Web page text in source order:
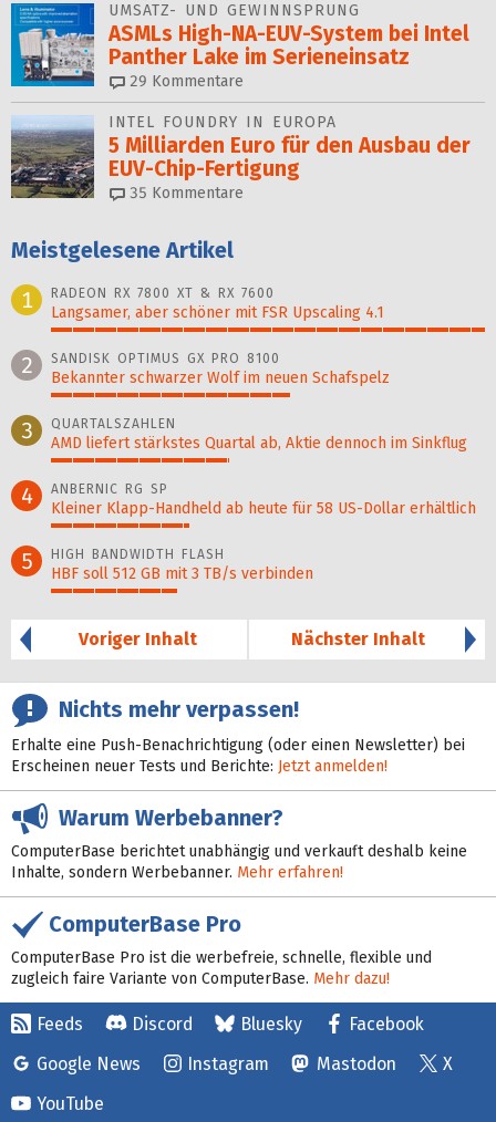
UMSATZ- UND GEWINNSPRUNG
ASMLs High-NA-EUV-System bei Intel
Panther Lake im Serieneinsatz
29 Kommentare
INTEL FOUNDRY IN EUROPA
5 Milliarden Euro für den Aus­bau der
EUV-Chip-Fertigung
35 Kommentare
Meistgelesene Artikel
1
RADEON RX 7800 XT & RX 7600
Langsamer, aber schöner mit FSR Upscaling 4.1
2 SANDISK OPTIMUS GX PRO 8100
Bekannter schwarzer Wolf im neuen Schafspelz
3 QUARTALSZAHLEN
AMD liefert stärkstes Quartal ab, Aktie dennoch im Sinkflug
4 ANBERNIC RG SP
Kleiner Klapp-Hand­held ab heute für 58 US-Dollar er­hält­lich
5 HIGH BANDWIDTH FLASH
HBF soll 512 GB mit 3 TB/s verbinden
Voriger Inhalt
Nächster Inhalt
Nichts mehr verpassen!
Erhalte eine Push-Benachrichtigung (oder einen Newsletter) bei
Erscheinen neuer Tests und Berichte: Jetzt anmelden!
Warum Werbebanner?
ComputerBase berichtet unabhängig und verkauft deshalb keine
Inhalte, sondern Werbebanner. Mehr erfahren!
ComputerBase Pro
ComputerBase Pro ist die werbefreie, schnelle, flexible und
zugleich faire Variante von ComputerBase. Mehr dazu!
Feeds Discord Bluesky
Facebook
Google News
Instagram Mastodon
X
YouTube